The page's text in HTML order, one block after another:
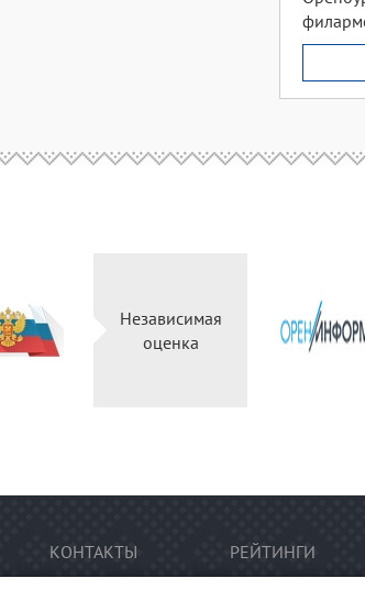
Независимая
оценка
КОНТАКТЫ РЕЙТИНГИ